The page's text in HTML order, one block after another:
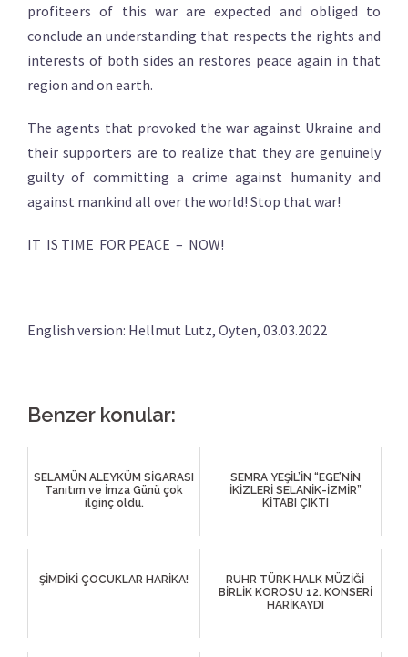
profiteers of this war are expected and obliged to
conclude an understanding that respects the rights and
interests of both sides an restores peace again in that
region and on earth.
The agents that provoked the war against Ukraine and
their supporters are to realize that they are genuinely
guilty of committing a crime against humanity and
against mankind all over the world! Stop that war!
IT IS TIME FOR PEACE – NOW!
English version: Hellmut Lutz, Oyten, 03.03.2022
Benzer konular:
SELAMÜN ALEYKÜM SİGARASI
Tanıtım ve İmza Günü çok
ilginç oldu.
SEMRA YEŞİL’İN “EGE’NİN
İKİZLERİ SELANİK-İZMİR”
KİTABI ÇIKTI
ŞİMDİKİ ÇOCUKLAR HARİKA!
RUHR TÜRK HALK MÜZİĞİ
BİRLİK KOROSU 12. KONSERİ
HARİKAYDI